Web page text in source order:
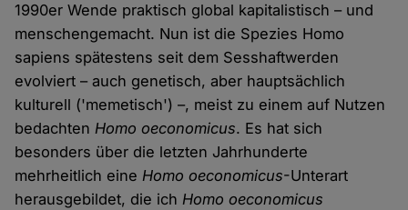
1990er Wende praktisch global kapitalistisch – und
menschengemacht. Nun ist die Spezies Homo
sapiens spätestens seit dem Sesshaftwerden
evolviert – auch genetisch, aber hauptsächlich
kulturell ('memetisch') –, meist zu einem auf Nutzen
bedachtenHomo oeconomicus. Es hat sich
besonders über die letzten Jahrhunderte
mehrheitlich eineHomo oeconomicus-Unterart
herausgebildet, die ichHomo oeconomicus